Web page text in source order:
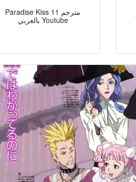
Paradise Kiss 11 مترجم
بالعربي Youtube